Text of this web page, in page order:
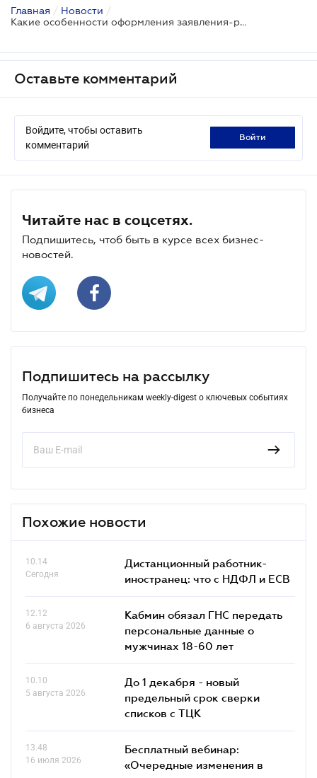
Главная / Новости /
Какие особенности оформления заявления-расчета по е-больничным
Оставьте комментарий
Войдите, чтобы оставить
комментарий
войти
Читайте нас в соцсетях.
Подпишитесь, чтоб быть в курсе всех бизнес-
новостей.
Подпишитесь на рассылку
Получайте по понедельникам weekly-digest о ключевых событиях
бизнеса
Похожие новости
10.14
Сегодня
Дистанционный работник-
иностранец: что с НДФЛ и ЕСВ
12.12
6 августа 2026
Кабмин обязал ГНС передать
персональные данные о
мужчинах 18-60 лет
10.10
5 августа 2026
До 1 декабря - новый
предельный срок сверки
списков c ТЦК
13.48
16 июля 2026
Бесплатный вебинар:
«Очередные изменения в